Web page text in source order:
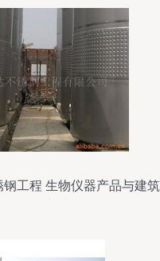
工程 生物仪器产品与建